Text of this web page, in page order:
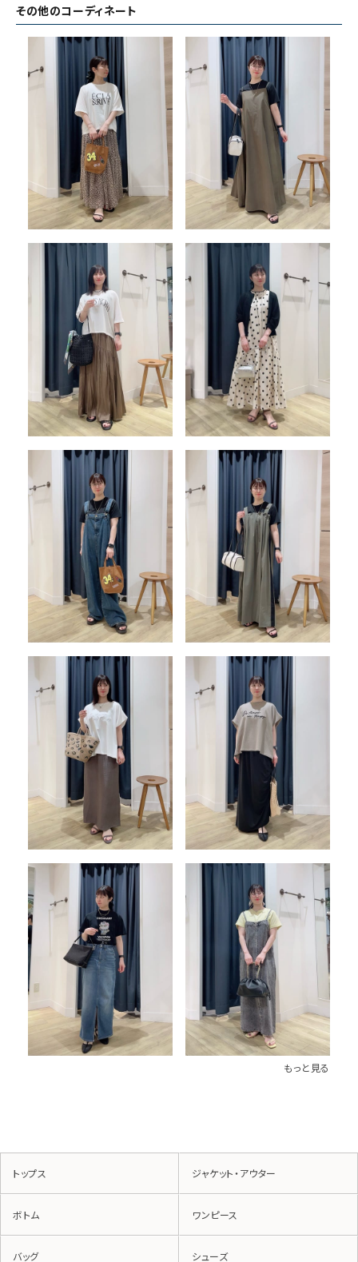
その他のコーディネート
もっと見る
トップス ジャケット・アウター
ボトム ワンピース
バッグ シューズ